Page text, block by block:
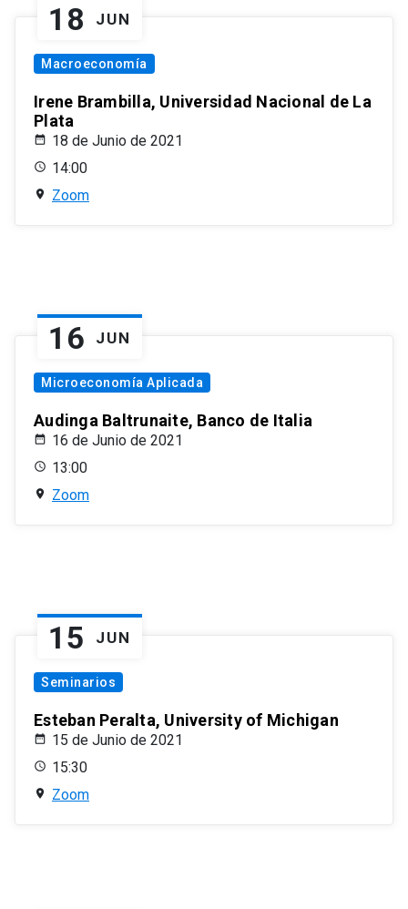
18 JUN
Macroeconomía
Irene Brambilla, Universidad Nacional de La
Plata
18 de Junio de 2021
14:00
Zoom
16 JUN
Microeconomía Aplicada
Audinga Baltrunaite, Banco de Italia
16 de Junio de 2021
13:00
Zoom
15 JUN
Seminarios
Esteban Peralta, University of Michigan
15 de Junio de 2021
15:30
Zoom